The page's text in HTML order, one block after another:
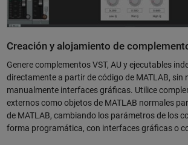
Creación y alojamiento de
Genere complementos VST, AU y ejecutables
directamente a partir de código de MATLAB, sin
manualmente interfaces gráficas. Utilice
externos como objetos de MATLAB normales
de MATLAB, cambiando los parámetros de los
forma programática, con interfaces gráficas o